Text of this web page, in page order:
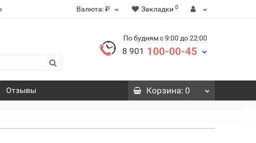
Валюта:₽ Закладки 0
По будням с 9:00 до 22:00
8 901 100-00-45
Отзывы Корзина: 0